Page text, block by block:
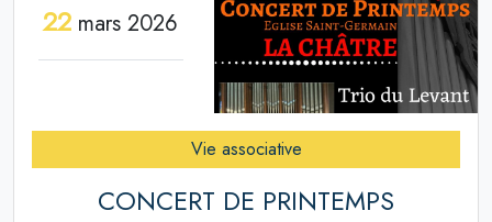
22 mars 2026
Vie associative
CONCERT DE PRINTEMPS